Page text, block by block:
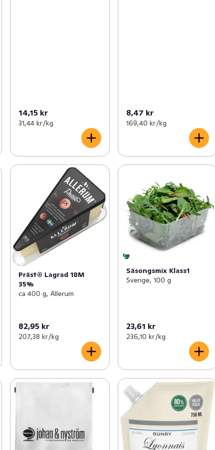
14,15 kr
31,44 kr /kg
8,47 kr
169,40 kr /kg
Präst® Lagrad 18M
35%
ca 400 g, Allerum
82,95 kr
207,38 kr /kg
Säsongsmix Klass1
Sverige, 100 g
23,61 kr
236,10 kr /kg